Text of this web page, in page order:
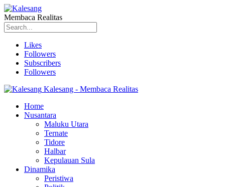
Membaca Realitas
Likes
Followers
Subscribers
Followers
Kalesang - Membaca Realitas
Home
Nusantara
Maluku Utara
Ternate
Tidore
Halbar
Kepulauan Sula
Dinamika
Peristiwa